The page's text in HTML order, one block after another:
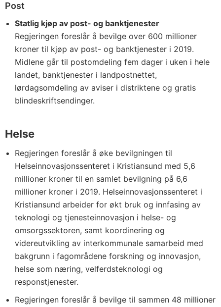
Post
Statlig kjøp av post- og banktjenester
Regjeringen foreslår å bevilge over 600 millioner
kroner til kjøp av post- og banktjenester i 2019.
Midlene går til postomdeling fem dager i uken i hele
landet, banktjenester i landpostnettet,
lørdagsomdeling av aviser i distriktene og gratis
blindeskriftsendinger.
Helse
Regjeringen foreslår å øke bevilgningen til
Helseinnovasjonssenteret i Kristiansund med 5,6
millioner kroner til en samlet bevilgning på 6,6
millioner kroner i 2019. Helseinnovasjonssenteret i
Kristiansund arbeider for økt bruk og innfasing av
teknologi og tjenesteinnovasjon i helse- og
omsorgssektoren, samt koordinering og
videreutvikling av interkommunale samarbeid med
bakgrunn i fagområdene forskning og innovasjon,
helse som næring, velferdsteknologi og
responstjenester.
Regjeringen foreslår å bevilge til sammen 48 millioner